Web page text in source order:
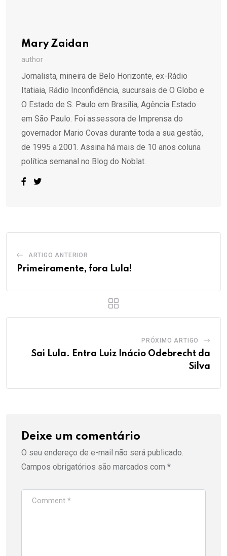
Mary Zaidan
author
Jornalista, mineira de Belo Horizonte, ex-Rádio
Itatiaia, Rádio Inconfidência, sucursais de O Globo e
O Estado de S. Paulo em Brasília, Agência Estado
em São Paulo. Foi assessora de Imprensa do
governador Mario Covas durante toda a sua gestão,
de 1995 a 2001. Assina há mais de 10 anos coluna
política semanal no Blog do Noblat.
ARTIGO ANTERIOR
Primeiramente, fora Lula!
PRÓXIMO ARTIGO
Sai Lula. Entra Luiz Inácio Odebrecht da
Silva
Deixe um comentário
O seu endereço de e-mail não será publicado.
Campos obrigatórios são marcados com *